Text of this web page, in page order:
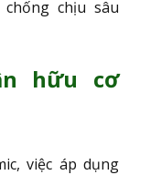
hữu cơ
việc áp dụng